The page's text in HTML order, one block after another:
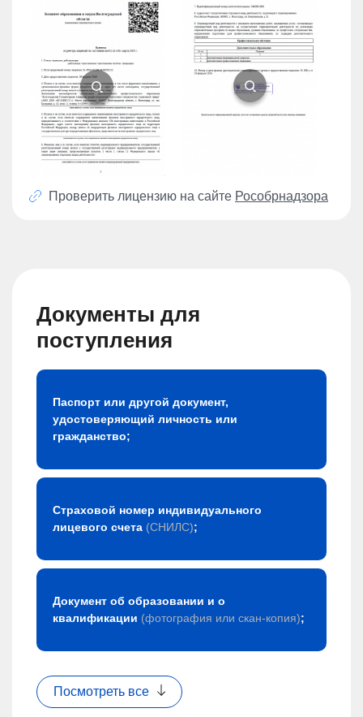
Проверить лицензию на сайте Рособрнадзора
Документы для
поступления
Паспорт или другой документ,
удостоверяющий личность или
гражданство;
Страховой номер индивидуального
лицевого счета (СНИЛС);
Документ об образовании и о
квалификации (фотография или скан-копия);
Посмотреть все